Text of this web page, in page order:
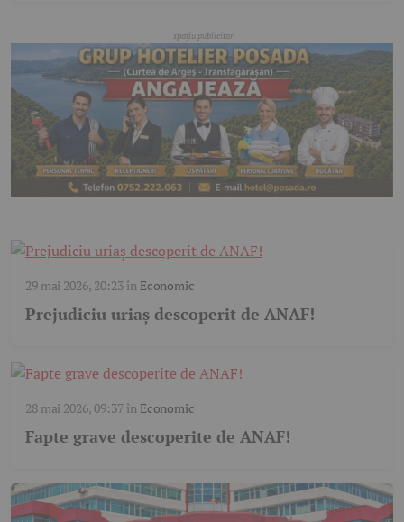
29 mai 2026, 20:23în Economic
Prejudiciu uriaș descoperit de ANAF!
28 mai 2026, 09:37în Economic
Fapte grave descoperite de ANAF!